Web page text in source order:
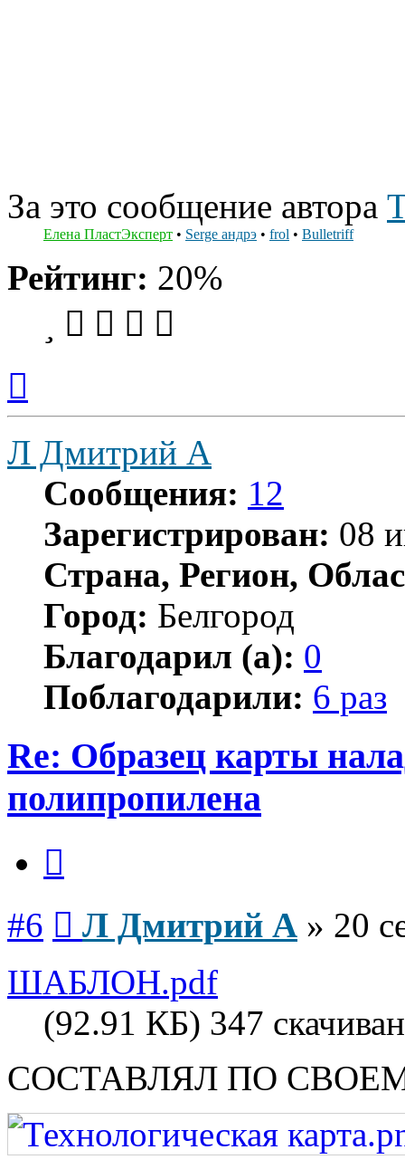
За это сообщение автора
Елена ПластЭксперт • Serge андрэ • frol • Bulletriff
Рейтинг: 20%
началу
Л Дмитрий А
Сообщения: 12
Зарегистрирован: 08
Страна, Регион,
Город: Белгород
Благодарил (а): 0
Поблагодарили: 6 раз
Re: Образец карты
полипропилена
#6 Л Дмитрий А » 20
ШАБЛОН.pdf
(92.91 КБ) 347
СОСТАВЛЯЛ ПО